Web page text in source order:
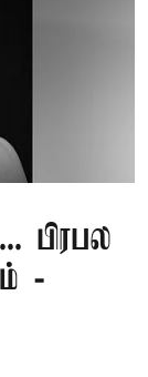
பிரபல
-